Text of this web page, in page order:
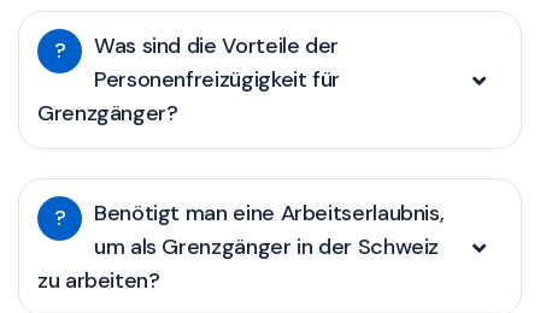
?
Was sind die Vorteile der
Personenfreizügigkeit für
Grenzgänger?
?
Benötigt man eine Arbeitserlaubnis,
um als Grenzgänger in der Schweiz
zu arbeiten?